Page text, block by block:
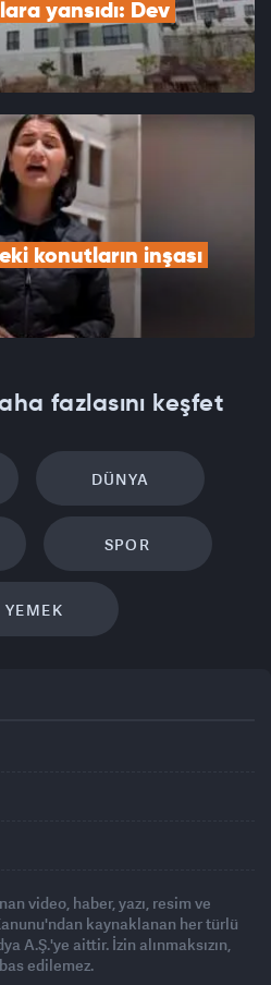
yansıdı: Dev
konutların inşası
fazlasını keşfet
DÜNYA
SPOR
YEMEK
video, haber, yazı, resim ve
kaynaklanan her türlü
A.Ş.'ye aittir. İzin alınmaksızın,
edilemez.